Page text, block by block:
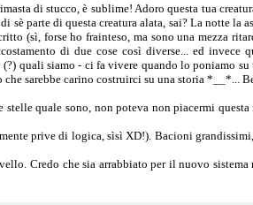
di stucco, è sublime! Adoro questa tua
parte di questa creatura alata, sai? La notte la
(sì, forse ho frainteso, ma sono una mezza
di due cose così diverse... ed invece
quali siamo - ci fa vivere quando lo poniamo
sarebbe carino costruirci su una storia *__*...
quale sono, non poteva non piacermi questa
prive di logica, sìsì XD!). Bacioni grandissimi,
Credo che sia arrabbiato per il nuovo sistema